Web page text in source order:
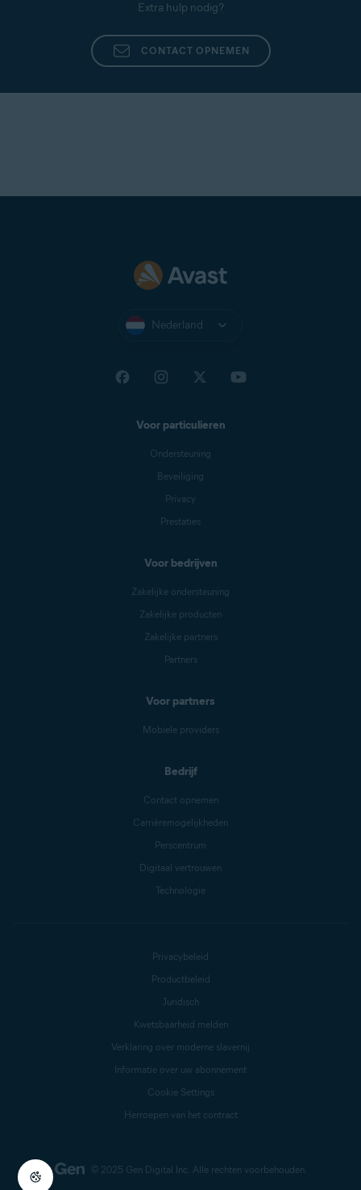
Extra hulp nodig?
CONTACT OPNEMEN
Nederland
Voor particulieren
Ondersteuning
Beveiliging
Privacy
Prestaties
Voor bedrijven
Zakelijke ondersteuning
Zakelijke producten
Zakelijke partners
Partners
Voor partners
Mobiele providers
Bedrijf
Contact opnemen
Carrièremogelijkheden
Perscentrum
Digitaal vertrouwen
Technologie
© 2025 Gen Digital Inc. Alle rechten voorbehouden.
Privacybeleid
Productbeleid
Juridisch
Kwetsbaarheid melden
Verklaring over moderne slavernij
Informatie over uw abonnement
Cookie Settings
Herroepen van het contract